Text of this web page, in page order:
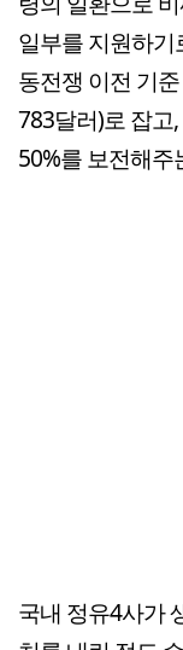
일부를 지원하기
동전쟁 이전 기
783달러)로 잡고
50%를 보전해주
국내 정유4사가